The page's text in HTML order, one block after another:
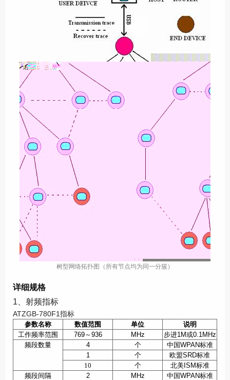
树型网络拓扑图（所有节点均为同一分簇）
详细规格
1、射频指标
ATZGB-780F1指标
参数名称 数值范围 单位
说明
工作频率范围
769～936 MHz 步进1M或0.1MHz
频段数量
4 个 中国WPAN标准
1
个 欧盟SRD标准
10
个 北美ISM标准
频段间隔
2 MHz 中国WPAN标准